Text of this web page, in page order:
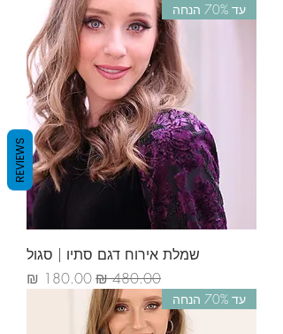
עד 70% הנחה
שמלת אירוח דגם סתיו | סגול
מחיר רגיל מחיר מבצע
עד 70% הנחה
REVIEWS